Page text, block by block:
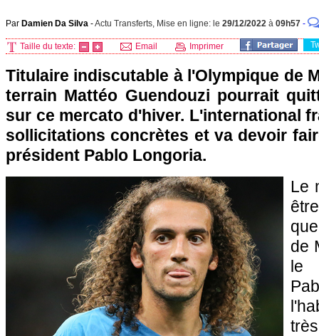
Par Damien Da Silva -Actu Transferts, Mise en ligne: le 29/12/2022 à 09h57 -
Taille du texte: Email Imprimer
Titulaire indiscutable à l'Olympique de
terrain Mattéo Guendouzi pourrait
sur ce mercato d'hiver. L'international
sollicitations concrètes et va devoir
président Pablo Longoria.
Le
de
le